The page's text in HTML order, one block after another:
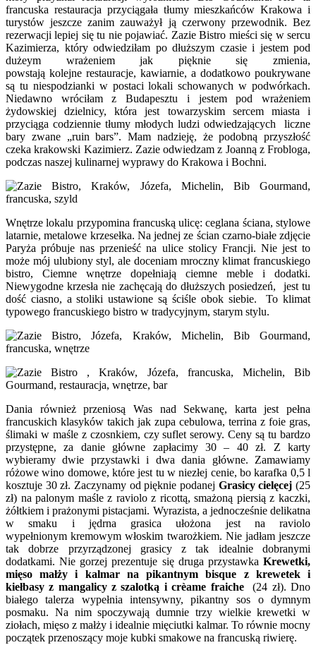
francuska restauracja przyciągała tłumy mieszkańców Krakowa i
turystów jeszcze zanim zauważył ją czerwony przewodnik. Bez
rezerwacji lepiej się tu nie pojawiać. Zazie Bistro mieści się w sercu
Kazimierza, który odwiedziłam po dłuższym czasie i jestem pod
dużeym wrażeniem jak pięknie się zmienia,
powstają kolejne restauracje, kawiarnie, a dodatkowo poukrywane
są tu niespodzianki w postaci lokali schowanych w podwórkach.
Niedawno wróciłam z Budapesztu i jestem pod wrażeniem
żydowskiej dzielnicy, która jest towarzyskim sercem miasta i
przyciąga codziennie tłumy młodych ludzi odwiedzających liczne
bary zwane „ruin bars”. Mam nadzieję, że podobną przyszłość
czeka krakowski Kazimierz. Zazie odwiedzam z Joanną z Frobloga,
podczas naszej kulinarnej wyprawy do Krakowa i Bochni.
Wnętrze lokalu przypomina francuską ulicę: ceglana ściana, stylowe
latarnie, metalowe krzesełka. Na jednej ze ścian czarno-białe zdjęcie
Paryża próbuje nas przenieść na ulice stolicy Francji. Nie jest to
może mój ulubiony styl, ale doceniam mroczny klimat francuskiego
bistro, Ciemne wnętrze dopełniają ciemne meble i dodatki.
Niewygodne krzesła nie zachęcają do dłuższych posiedzeń, jest tu
dość ciasno, a stoliki ustawione są ściśle obok siebie. To klimat
typowego francuskiego bistro w tradycyjnym, starym stylu.
Dania również przeniosą Was nad Sekwanę, karta jest pełna
francuskich klasyków takich jak zupa cebulowa, terrina z foie gras,
ślimaki w maśle z czosnkiem, czy suflet serowy. Ceny są tu bardzo
przystępne, za danie główne zapłacimy 30 – 40 zł. Z karty
wybieramy dwie przystawki i dwa dania główne. Zamawiamy
różowe wino domowe, które jest tu w niezłej cenie, bo karafka 0,5 l
kosztuje 30 zł. Zaczynamy od pięknie podanej Grasicy cielęcej (25
zł) na palonym maśle z raviolo z ricottą, smażoną piersią z kaczki,
żółtkiem i prażonymi pistacjami. Wyrazista, a jednocześnie delikatna
w smaku i jędrna grasica ułożona jest na raviolo
wypełnionym kremowym włoskim twarożkiem. Nie jadłam jeszcze
tak dobrze przyrządzonej grasicy z tak idealnie dobranymi
dodatkami. Nie gorzej prezentuje się druga przystawkaKrewetki,
mięso małży i kalmar na pikantnym bisque z krewetek i
kiełbasy z mangalicy z szalotką i crèame fraiche
(24 zł). Dno
białego talerza wypełnia intensywny, pikantny sos o dymnym
posmaku. Na nim spoczywają dumnie trzy wielkie krewetki w
ziołach, mięso z małży i idealnie mięciutki kalmar. To równie mocny
początek przenoszący moje kubki smakowe na francuską riwierę.